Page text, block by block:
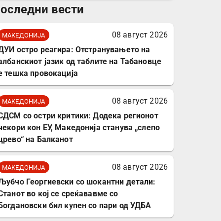
комплет за заштита на
вести
МАКЕДОНИЈА
08 август 2026
остро реагира: Отстранувањето на
јазик од таблите на Табановце
тешка провокација
МАКЕДОНИЈА
08 август 2026
со остри критики: Додека регионот
кон ЕУ, Македонија станува „слепо
на Балканот
МАКЕДОНИЈА
08 август 2026
Георгиевски со шокантни детали:
во кој се среќававме со
бил купен со пари од УДБА